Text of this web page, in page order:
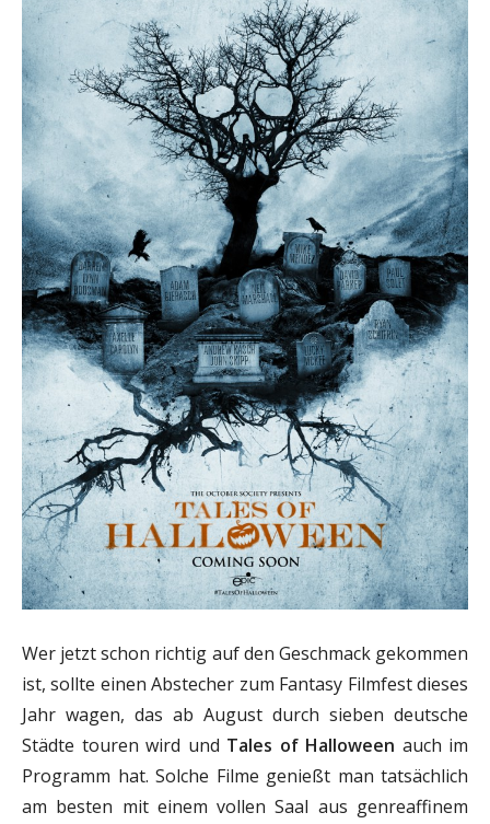
Wer jetzt schon richtig auf den Geschmack gekommen
ist, sollte einen Abstecher zum Fantasy Filmfest dieses
Jahr wagen, das ab August durch sieben deutsche
Städte touren wird und Tales of Halloween auch im
Programm hat. Solche Filme genießt man tatsächlich
am besten mit einem vollen Saal aus genreaffinem